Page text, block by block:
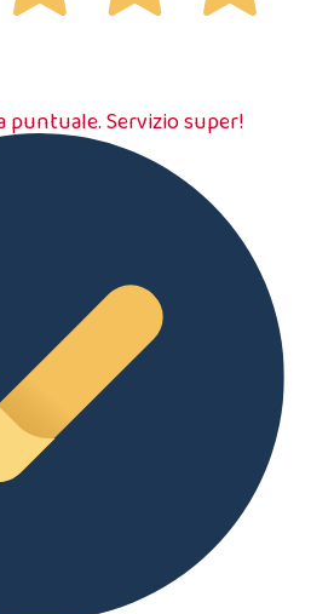
puntuale. Servizio super!